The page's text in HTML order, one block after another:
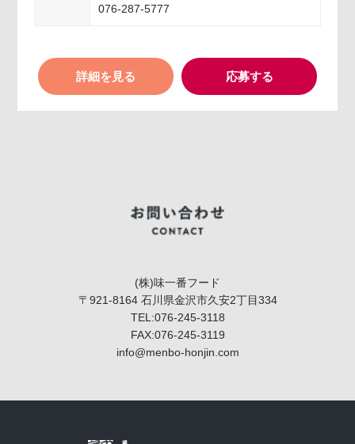
076-287-5777
詳細を見る 応募する
(株)味一番フード
〒921-8164 石川県金沢市久安2丁目334
TEL:076-245-3118
FAX:076-245-3119
info@menbo-honjin.com